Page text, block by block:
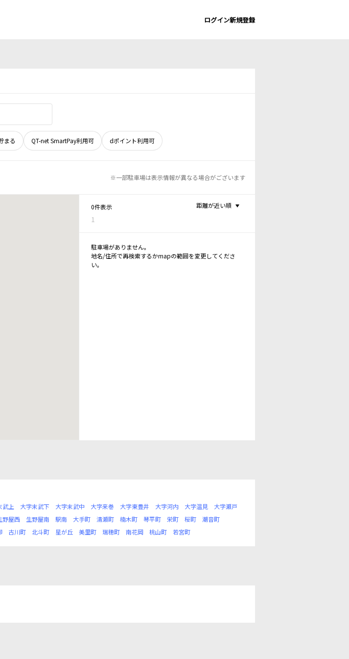
ログイン新規登録
まる QT-net SmartPay利用可 dポイント利用可
※一部駐車場は表示情報が異なる場合がございます
0件表示
1
距離が近い順
駐車場がありません。
地名/住所で再検索するかmapの範囲を変更してくださ
い。
武上 大字末武下 大字末武中 大字来巻 大字東豊井 大字河内 大字温見
大字瀬戸
野屋西 生野屋南 駅南 大手町 清瀬町 楠木町 琴平町 栄町 桜町
潮音町
古川町 北斗町 星が丘 美里町 瑞穂町 南花岡 桃山町 若宮町